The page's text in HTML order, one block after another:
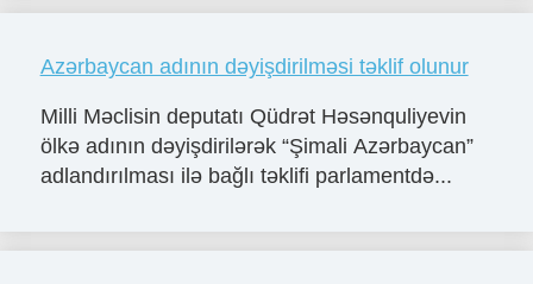
Azərbaycan adının dəyişdirilməsi təklif olunur
Milli Məclisin deputatı Qüdrət Həsənquliyevin
ölkə adının dəyişdirilərək “Şimali Azərbaycan”
adlandırılması ilə bağlı təklifi parlamentdə...